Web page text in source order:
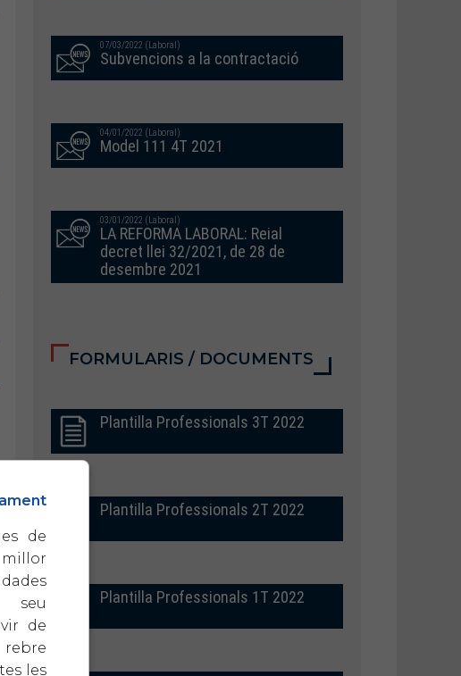
07/03/2022 (Laboral)
Subvencions a la contractació
04/01/2022 (Laboral)
Model 111 4T 2021
03/01/2022 (Laboral)
LA REFORMA LABORAL: Reial
decret llei 32/2021, de 28 de
desembre 2021
FORMULARIS / DOCUMENTS
Plantilla Professionals 3T 2022
Plantilla Professionals 2T 2022
Plantilla Professionals 1T 2022
de
millor
seu
de
les